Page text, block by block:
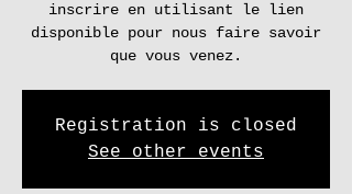
inscrire en utilisant le lien
disponible pour nous faire savoir
que vous venez.
Registration is closed
See other events